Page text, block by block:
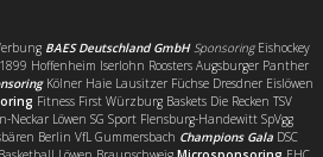
BAES Deutschland GmbH SponsoringEishockey
Hoffenheim Iserlohn Roosters Augsburger Panther
Kölner Haie Lausitzer Füchse Dresdner Eislöwen
Fitness First Würzburg Baskets Die Recken TSV
Neckar Löwen SG Sport Flensburg-Handewitt SpVgg
Berlin VfL Gummersbach Champions GalaDSC